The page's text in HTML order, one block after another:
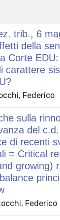
trib., 6
della
Corte
carattere
Federico
sulla
del
di recenti
= Critical
growing)
Federico